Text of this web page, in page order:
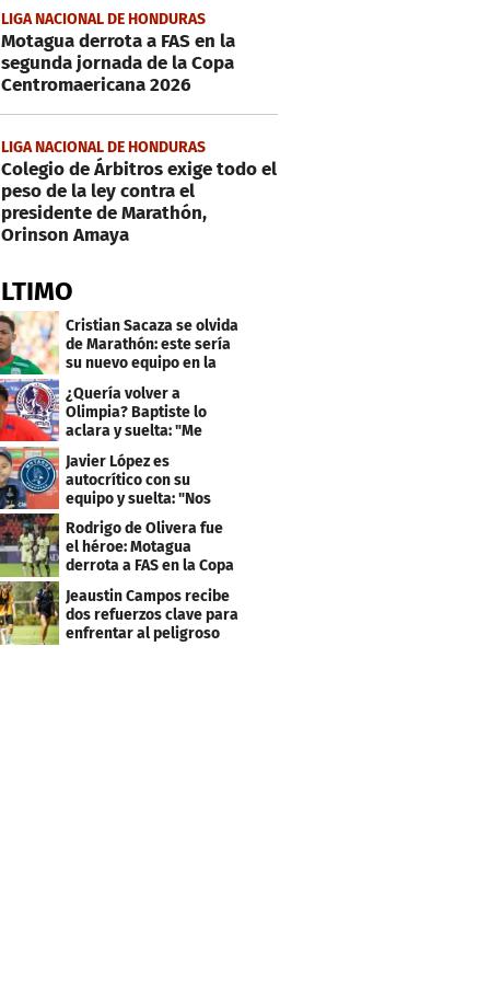
LIGA NACIONAL DE HONDURAS
Motagua derrota a FAS en la
segunda jornada de la Copa
Centromaericana 2026
LIGA NACIONAL DE HONDURAS
Colegio de Árbitros exige todo el
peso de la ley contra el
presidente de Marathón,
Orinson Amaya
Cristian Sacaza se olvida
de Marathón: este sería
su nuevo equipo en la
Liga Nacional
¿Quería volver a
Olimpia? Baptiste lo
aclara y suelta: "Me
faltaba un equipo
grande"
Javier López es
autocrítico con su
equipo y suelta: "Nos
costó muchísimo..."
Rodrigo de Olivera fue
el héroe: Motagua
derrota a FAS en la Copa
Centroamericana
Jeaustin Campos recibe
dos refuerzos clave para
enfrentar al peligroso